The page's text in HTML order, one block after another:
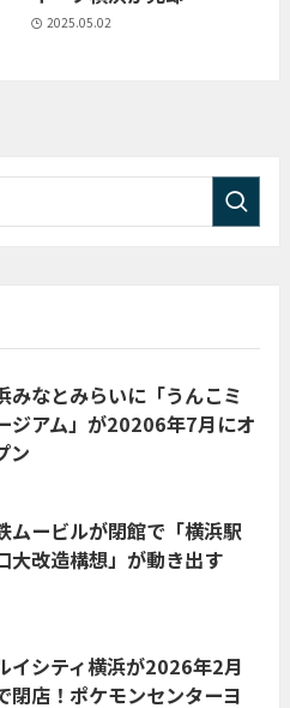
2025.05.02
みなとみらいに「うんこミ
ジアム」が20206年7月にオ
ン
ムービルが閉館で「横浜駅
大改造構想」が動き出す
イシティ横浜が2026年2月
閉店！ポケモンセンターヨ